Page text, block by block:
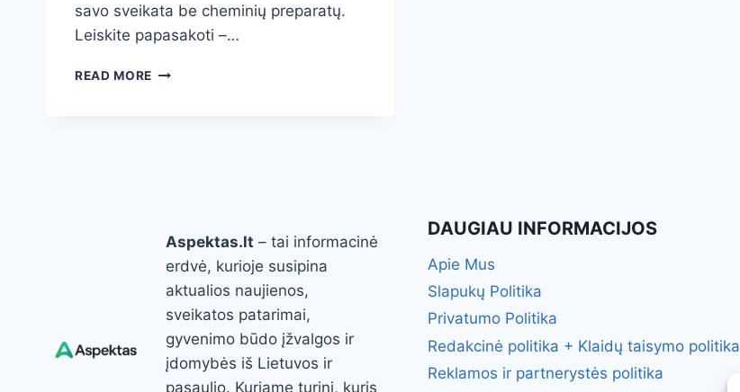
savo sveikata be cheminių preparatų.
Leiskite papasakoti –…
READ MORE CHOLESTEROLIS
TŪKSTANČIAMS
PAGERINTI
NATŪRALIAI
Aspektas.lt – tai informacinė
erdvė, kurioje susipina
aktualios naujienos,
sveikatos patarimai,
gyvenimo būdo įžvalgos ir
įdomybės iš Lietuvos ir
pasaulio. Kuriame turinį, kuris
DAUGIAU INFORMACIJOS
Apie Mus
Slapukų Politika
Privatumo Politika
Redakcinė politika + Klaidų taisymo politika
Reklamos ir partnerystės politika